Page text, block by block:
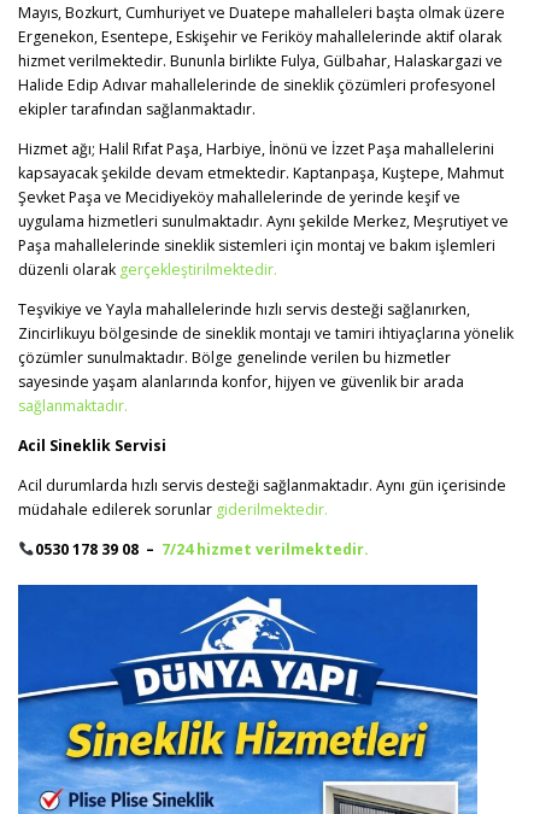
Mayıs, Bozkurt, Cumhuriyet ve Duatepe mahalleleri başta olmak üzere
Ergenekon, Esentepe, Eskişehir ve Feriköy mahallelerinde aktif olarak
hizmet verilmektedir. Bununla birlikte Fulya, Gülbahar, Halaskargazi ve
Halide Edip Adıvar mahallelerinde de sineklik çözümleri profesyonel
ekipler tarafından sağlanmaktadır.
Hizmet ağı; Halil Rıfat Paşa, Harbiye, İnönü ve İzzet Paşa mahallelerini
kapsayacak şekilde devam etmektedir. Kaptanpaşa, Kuştepe, Mahmut
Şevket Paşa ve Mecidiyeköy mahallelerinde de yerinde keşif ve
uygulama hizmetleri sunulmaktadır. Aynı şekilde Merkez, Meşrutiyet ve
Paşa mahallelerinde sineklik sistemleri için montaj ve bakım işlemleri
düzenli olarak gerçekleştirilmektedir.
Teşvikiye ve Yayla mahallelerinde hızlı servis desteği sağlanırken,
Zincirlikuyu bölgesinde de sineklik montajı ve tamiri ihtiyaçlarına yönelik
çözümler sunulmaktadır. Bölge genelinde verilen bu hizmetler
sayesinde yaşam alanlarında konfor, hijyen ve güvenlik bir arada
sağlanmaktadır.
Acil Sineklik Servisi
Acil durumlarda hızlı servis desteği sağlanmaktadır. Aynı gün içerisinde
müdahale edilerek sorunlar giderilmektedir.
0530 178 39 08 – 7/24 hizmet verilmektedir.